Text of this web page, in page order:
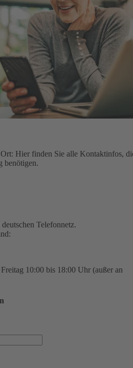
Hier finden Sie alle Kontaktinfos,
benötigen.
Telefonnetz.
10:00 bis 18:00 Uhr (außer an